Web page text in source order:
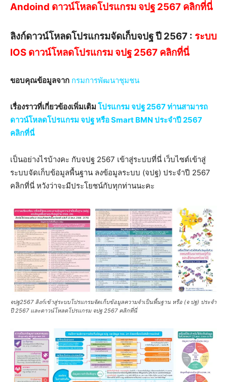
Andoind ดาวน์โหลดโปรแกรม จปฐ 2567 คลิกที่นี่
ลิงก์ดาวน์โหลดโปรแกรมจัดเก็บจปฐ ปี 2567 : ระบบ
IOS ดาวน์โหลดโปรแกรม จปฐ 2567 คลิกที่นี่
ขอบคุณข้อมูลจาก กรมการพัฒนาชุมชน
เรื่องราวที่เกี่ยวข้องเพิ่มเติม โปรแกรม จปฐ 2567 ท่านสามารถ
ดาวน์โหลดโปรแกรม จปฐ หรือ Smart BMN ประจำปี 2567
คลิกที่นี่
เป็นอย่างไรบ้างคะ กับจปฐ 2567 เข้าสู่ระบบที่นี่ เว็บไซต์เข้าสู่
ระบบจัดเก็บข้อมูลพื้นฐาน ลงข้อมูลระบบ (จปฐ) ประจำปี 2567
คลิกที่นี่ หวังว่าจะมีประโยชน์กับทุกท่านนะคะ
จปฐ2567 ลิงก์เข้าสู่ระบบโปรแกรมจัดเก็บข้อมูลความจำเป็นพื้นฐาน หรือ (จ ปฐ) ประจำ
ปี 2567 และดาวน์โหลดโปรแกรม จปฐ 2567 คลิกที่นี่